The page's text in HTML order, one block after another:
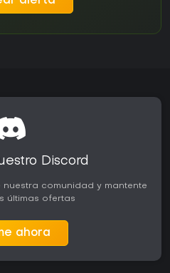
Discord
comunidad y mantente
últimas ofertas
ahora